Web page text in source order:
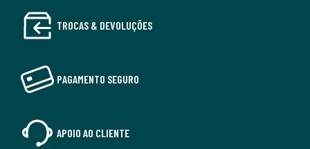
TROCAS & DEVOLUÇÕES
PAGAMENTO SEGURO
APOIO AO CLIENTE